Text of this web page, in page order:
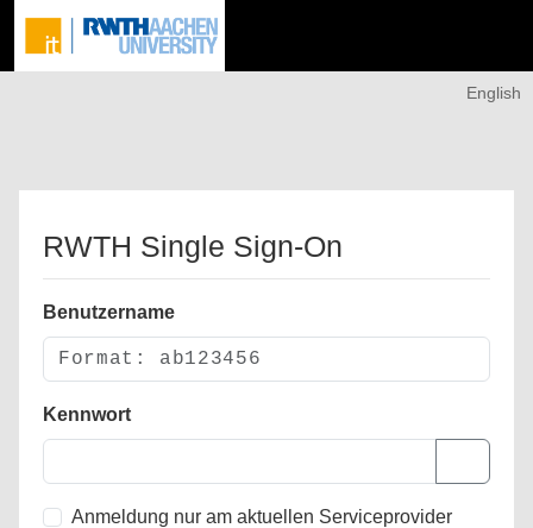
English
RWTH Single Sign-On
Benutzername
Kennwort
Anmeldung nur am aktuellen Serviceprovider